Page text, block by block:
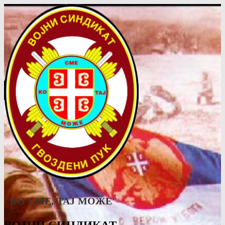
"КО СМЕ, ТАJ МОЖЕ"